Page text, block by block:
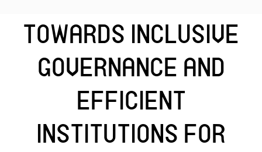
TOWARDS INCLUSIVE
GOVERNANCE AND
EFFICIENT
INSTITUTIONS FOR